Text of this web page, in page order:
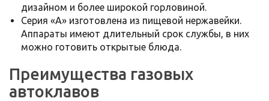
дизайном и более широкой горловиной.
Серия «А» изготовлена из пищевой нержавейки.
Аппараты имеют длительный срок службы, в них
можно готовить открытые блюда.
Преимущества газовых
автоклавов